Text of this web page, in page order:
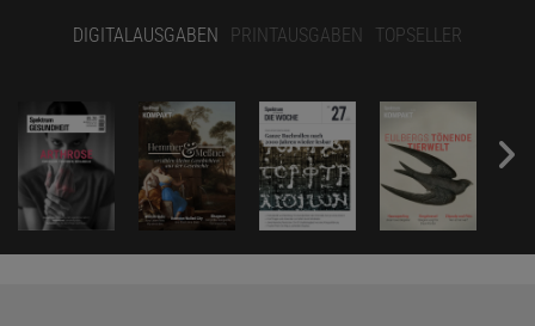
DIGITALAUSGABEN PRINTAUSGABEN TOPSELLER